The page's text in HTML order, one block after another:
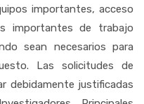
importantes, acceso
importantes de trabajo
sean necesarios para
Las solicitudes de
debidamente justificadas